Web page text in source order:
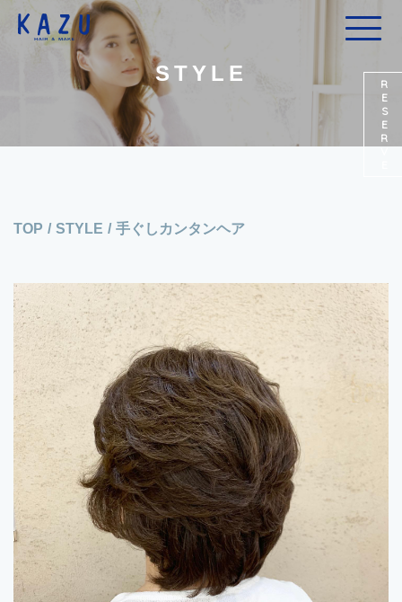
RESERVE
STYLE
TOP / STYLE / 手ぐしカンタンヘア